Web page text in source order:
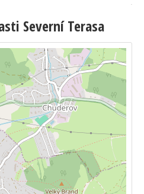
Severní Terasa